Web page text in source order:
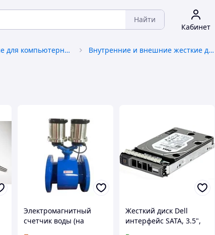
Найти
Кабинет
Комплектующие для компьютерной техники Внутренние и внешние жесткие диски, HDD, SSD
Электромагнитный
счетчик воды (на
Жесткий диск Dell
интерфейс SATA, 3.5",